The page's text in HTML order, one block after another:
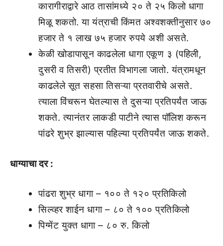
कारागीराद्वारे आठ तासांमध्ये २० ते २५ किलो धागा
मिळू शकतो. या यंत्राची किंमत अश्‍वशक्तीनुसार ७०
हजार ते १ लाख ७५ हजार रुपये अशी असते.
केळी खोडापासून काढलेला धागा एकूण ३ (पहिली,
दुसरी व तिसरी) प्रतीत विभागला जातो. यंत्रामधून
काढलेले सूत सहसा तिसऱ्या प्रतवारीचे असते.
त्याला विंचरून घेतल्यास ते दुसऱ्या प्रतिपर्यंत जाऊ
शकते. त्यानंतर लाकडी पाटीने त्यास पॉलिश करून
पांढरे शुभ्र झाल्यास पहिल्या प्रतिपर्यंत जाऊ शकते.
धाग्याचा दर :
पांढरा शुभ्र धागा – १०० ते १२० प्रतिकिलो
सिल्व्हर शाईन धागा – ८० ते १०० प्रतिकिलो
पिग्मेंट युक्त धागा – ८० रु. किलो